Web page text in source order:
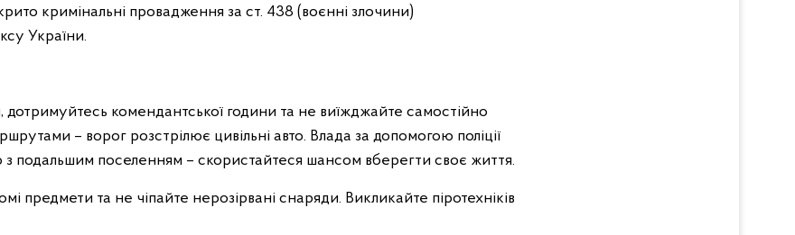
кримінальні провадження за ст. 438 (воєнні злочини)
України.
комендантської години та не виїжджайте самостійно
– ворог розстрілює цивільні авто. Влада за допомогою поліції
з подальшим поселенням – скористайтеся шансом вберегти своє життя.
предмети та не чіпайте нерозірвані снаряди. Викликайте піротехніків